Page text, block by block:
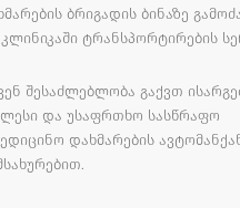
ბრიგადის ბინაზე
ტრანსპორტირების
შესაძლებლობა გაქვთ
და უსაფრთხო სასწრაფო
დახმარების